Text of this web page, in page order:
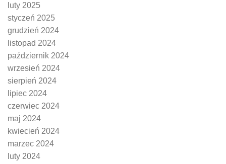
luty 2025
styczeń 2025
grudzień 2024
listopad 2024
październik 2024
wrzesień 2024
sierpień 2024
lipiec 2024
czerwiec 2024
maj 2024
kwiecień 2024
marzec 2024
luty 2024